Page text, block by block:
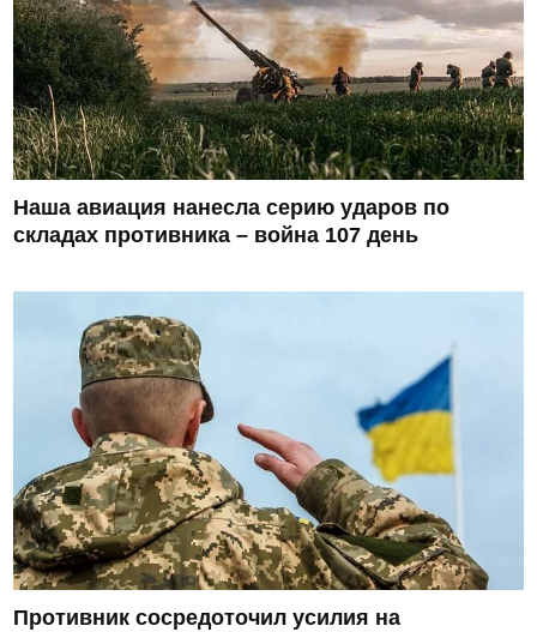
Наша авиация нанесла серию ударов по
складах противника – война 107 день
Противник сосредоточил усилия на